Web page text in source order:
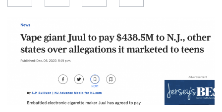
REGULACIÓN
CHINA
DATOS
EXPOSICIÓN
ENTREVISTA